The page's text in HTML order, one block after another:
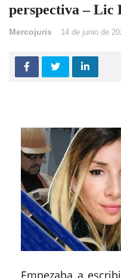
perspectiva –
Mercojuris 14 de junio de
Empezaba a